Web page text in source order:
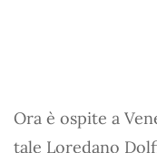
Ora è ospite a
tale Loredano